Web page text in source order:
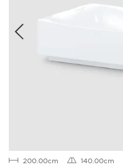
200.00cm 140.00cm